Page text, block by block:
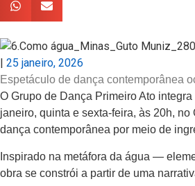
25 janeiro, 2026
Espetáculo de dança contemporânea
O Grupo de Dança Primeiro Ato
janeiro, quinta e sexta-feira, às 20h,
dança contemporânea por meio de
Inspirado na metáfora da água —
obra se constrói a partir de uma